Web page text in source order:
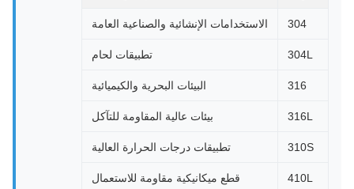
الاستخدامات الإنشائية والصناعية العامة
تطبيقات لحام
البيئات البحرية والكيميائية
بيئات عالية المقاومة للتآكل
310S تطبيقات درجات الحرارة العالية
قطع ميكانيكية مقاومة للاستعمال